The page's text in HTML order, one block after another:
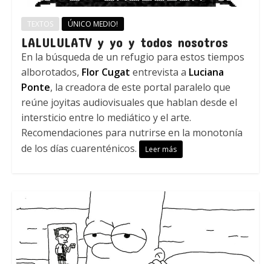
TEXTOS ÚNICO MEDIO!
LALULULATV y yo y todos nosotros
En la búsqueda de un refugio para estos tiempos
alborotados, Flor Cugat entrevista a Luciana
Ponte, la creadora de este portal paralelo que
reúne joyitas audiovisuales que hablan desde el
intersticio entre lo mediático y el arte.
Recomendaciones para nutrirse en la monotonía
de los días cuarenténicos.
Leer más